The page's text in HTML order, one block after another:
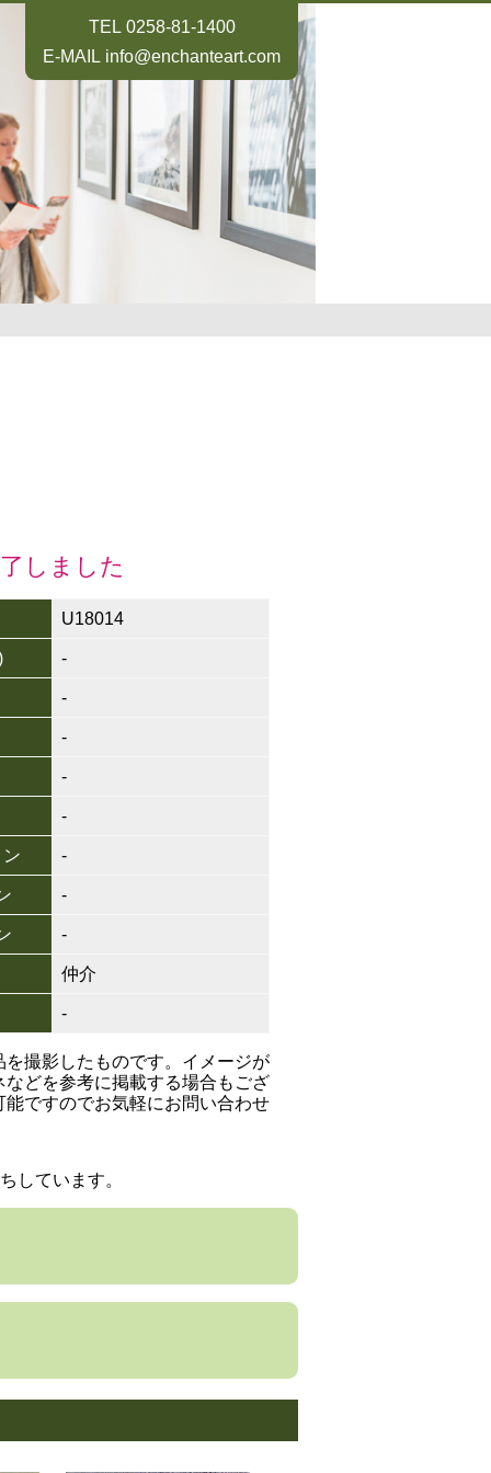
TEL 0258-81-1400
E-MAIL info@enchanteart.com
しました
U18014
-
-
-
-
-
-
-
-
仲介
-
撮影したものです。イメージが
どを参考に掲載する場合もござ
ですのでお気軽にお問い合わせ
しています。